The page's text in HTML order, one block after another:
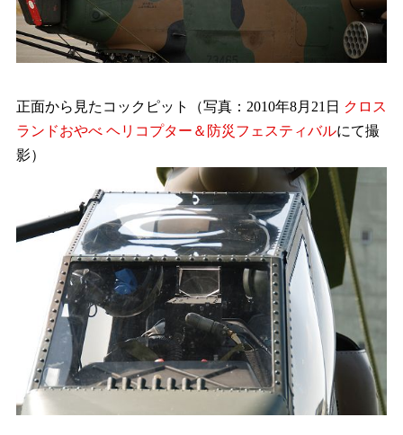
正面から見たコックピット（写真：2010年8月21日 クロス
ランドおやべ ヘリコプター＆防災フェスティバルにて撮
影）